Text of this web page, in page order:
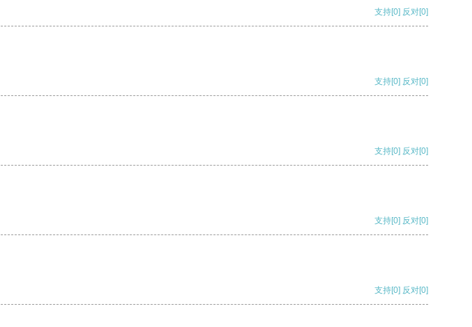
支持[0] 反对[0]
支持[0] 反对[0]
支持[0] 反对[0]
支持[0] 反对[0]
支持[0] 反对[0]